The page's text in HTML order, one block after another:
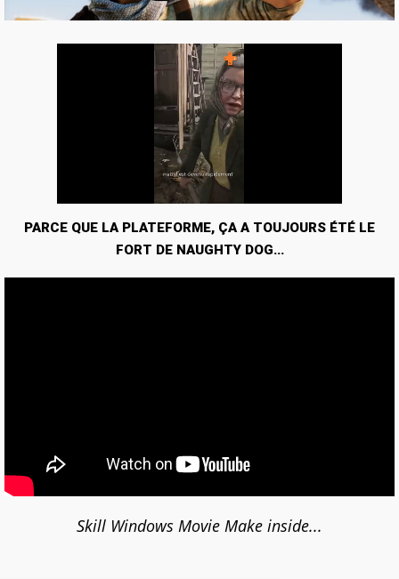
PARCE QUE LA PLATEFORME, ÇA A TOUJOURS ÉTÉ LE
FORT DE NAUGHTY DOG...
Skill Windows Movie Make inside...